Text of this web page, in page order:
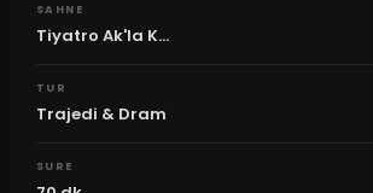
SAHNE
Tiyatro Ak'la K...
TUR
Trajedi & Dram
SURE